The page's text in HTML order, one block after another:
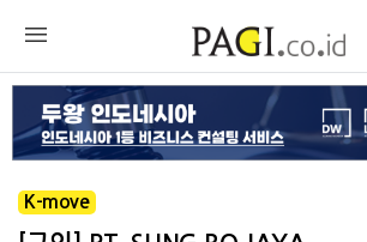
K-move